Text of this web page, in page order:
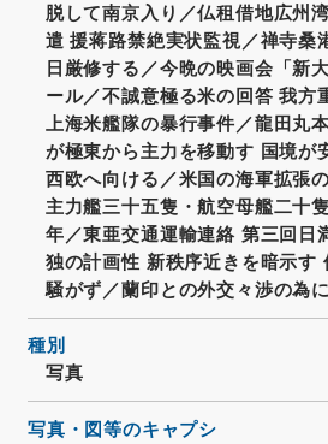
脱して南京入り／仏租借地広州
遣 援蒋路禁絶実状監視／禅寺桑
日厳修する／今晩の映画会「新
ール／不誠意極る米の回答 我方
上海米艦隊の暴行事件／龍田丸
が極東から主力を移動す 国境が
西欧へ向ける／米国の海軍拡張
主力艦三十五隻・航空母艦二十
年／東亜交通運輸連絡 第三回日
独の計画性 新秩序近きを暗示す
騒がず／蘭印との外交々渉の為
種別
写真
写真・図等のキャプシ